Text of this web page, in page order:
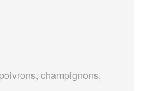
champignons,